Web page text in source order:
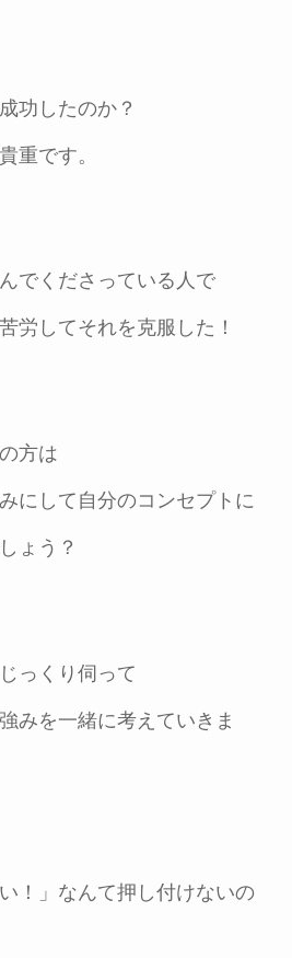
功したのか？
重です。
でくださっている人で
労してそれを克服した！
方は
にして自分のコンセプトに
ょう？
っくり伺って
みを一緒に考えていきま
！」なんて押し付けないの